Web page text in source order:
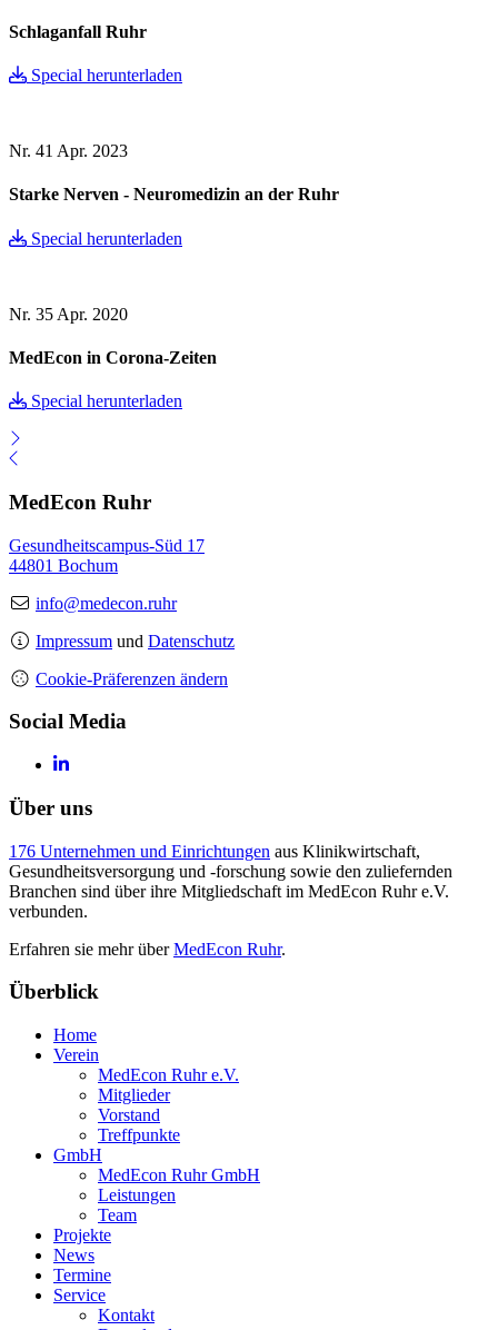
Schlaganfall Ruhr
Special herunterladen
Nr. 41 Apr. 2023
Starke Nerven - Neuromedizin an der Ruhr
Special herunterladen
Nr. 35 Apr. 2020
MedEcon in Corona-Zeiten
Special herunterladen
MedEcon Ruhr
Gesundheitscampus-Süd 17
44801 Bochum
info@medecon.ruhr
Impressum und Datenschutz
Cookie-Präferenzen ändern
Social Media
Über uns
176 Unternehmen und Einrichtungen aus Klinikwirtschaft,
Gesundheitsversorgung und -forschung sowie den zuliefernden
Branchen sind über ihre Mitgliedschaft im MedEcon Ruhr e.V.
verbunden.
Erfahren sie mehr überMedEcon Ruhr.
Überblick
Home
Verein
MedEcon Ruhr e.V.
Mitglieder
Vorstand
Treffpunkte
GmbH
MedEcon Ruhr GmbH
Leistungen
Team
Projekte
News
Termine
Service
Kontakt